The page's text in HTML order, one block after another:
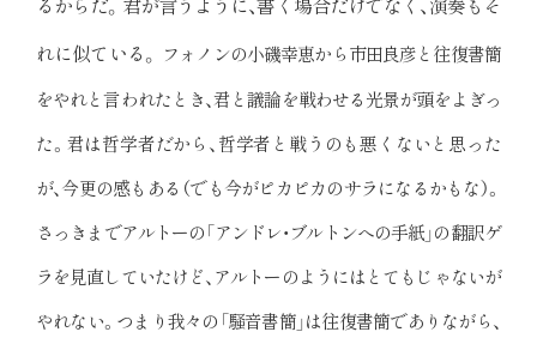
れに似ている。 フォノンの小磯幸恵から市田良彦と往復書簡
をやれと言われたとき、君と議論を戦わせる光景が頭をよぎっ
た。君は哲学者だから、哲学者と戦うのも悪くないと思った
が、今更の感もある（でも今がピカピカのサラになるかもな）。
さっきまでアルトーの「アンドレ・ブルトンへの手紙」の翻訳ゲ
ラを見直していたけど、アルトーのようにはとてもじゃないが
やれない。つまり我々の「騒音書簡」は往復書簡でありながら、